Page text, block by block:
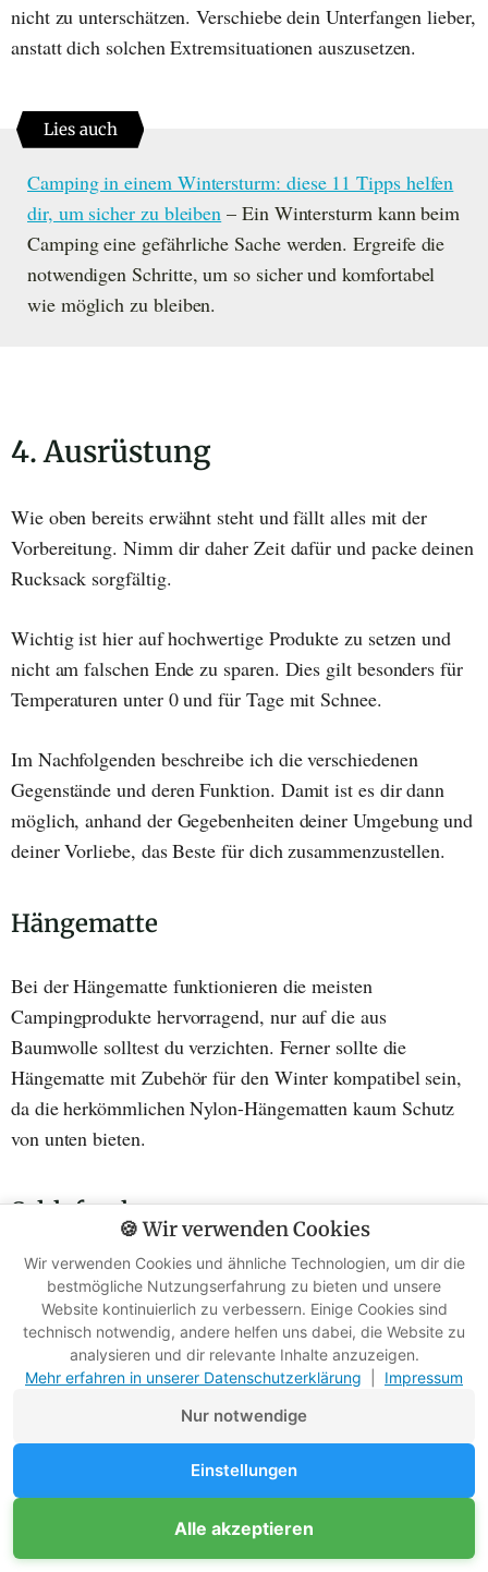
nicht zu unterschätzen. Verschiebe dein Unterfangen lieber,
anstatt dich solchen Extremsituationen auszusetzen.
Lies auch
Camping in einem Wintersturm: diese 11 Tipps helfen
dir, um sicher zu bleiben – Ein Wintersturm kann beim
Camping eine gefährliche Sache werden. Ergreife die
notwendigen Schritte, um so sicher und komfortabel
wie möglich zu bleiben.
4. Ausrüstung
Wie oben bereits erwähnt steht und fällt alles mit der
Vorbereitung. Nimm dir daher Zeit dafür und packe deinen
Rucksack sorgfältig.
Wichtig ist hier auf hochwertige Produkte zu setzen und
nicht am falschen Ende zu sparen. Dies gilt besonders für
Temperaturen unter 0 und für Tage mit Schnee.
Im Nachfolgenden beschreibe ich die verschiedenen
Gegenstände und deren Funktion. Damit ist es dir dann
möglich, anhand der Gegebenheiten deiner Umgebung und
deiner Vorliebe, das Beste für dich zusammenzustellen.
Hängematte
Bei der Hängematte funktionieren die meisten
Campingprodukte hervorragend, nur auf die aus
Baumwolle solltest du verzichten. Ferner sollte die
Hängematte mit Zubehör für den Winter kompatibel sein,
da die herkömmlichen Nylon-Hängematten kaum Schutz
von unten bieten.
Schlafsack
Manche Sommernächte sind ohne Schlafsack schon
grenzwertig. Daher sehe ich den Schlafsack (hier meine
Topliste) als essenziell an und empfehle dir dort nicht zu
Unterstütze Survival-Kompass
🍪 Wir verwenden Cookies
Wir verwenden Cookies und ähnliche Technologien, um dir die
bestmögliche Nutzungserfahrung zu bieten und unsere
Website kontinuierlich zu verbessern. Einige Cookies sind
technisch notwendig, andere helfen uns dabei, die Website zu
analysieren und dir relevante Inhalte anzuzeigen.
Mehr erfahren in unserer Datenschutzerklärung
Impressum
Nur notwendige
Einstellungen
Alle akzeptieren